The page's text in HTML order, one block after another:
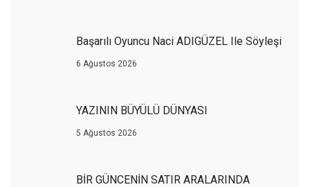
Başarılı Oyuncu Naci ADIGÜZEL Ile Söyleşi
6 Ağustos 2026
YAZININ BÜYÜLÜ DÜNYASI
5 Ağustos 2026
BİR GÜNCENİN SATIR ARALARINDA